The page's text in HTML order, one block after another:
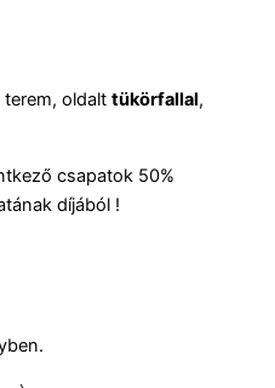
terem, oldalt tükörfallal,
csapatok 50%
díjából !